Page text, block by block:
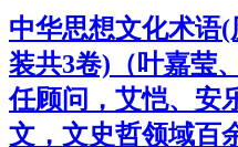
中华思想文化术语
装共3卷)（叶嘉莹
任顾问，艾恺、安
文，文史哲领域百